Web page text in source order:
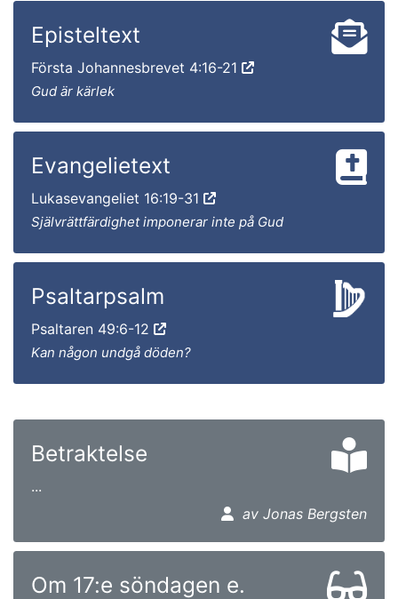
Episteltext
Första Johannesbrevet 4:16-21
Gud är kärlek
Evangelietext
Lukasevangeliet 16:19-31
Självrättfärdighet imponerar inte på Gud
Psaltarpsalm
Psaltaren 49:6-12
Kan någon undgå döden?
Betraktelse
...
av Jonas Bergsten
Om 17:e söndagen e.